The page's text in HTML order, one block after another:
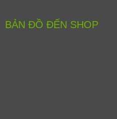
BẢN ĐỒ ĐẾN SHOP